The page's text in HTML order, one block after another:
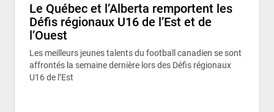
Le Québec et l’Alberta remportent les
Défis régionaux U16 de l’Est et de
l’Ouest
Les meilleurs jeunes talents du football canadien se sont
affrontés la semaine dernière lors des Défis régionaux
U16 de l’Est